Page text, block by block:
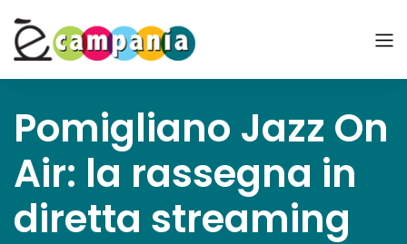
Pomigliano Jazz On
Air: la rassegna in
diretta streaming